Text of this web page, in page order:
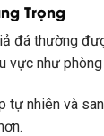
Trọng
đá thường
vực như
tự nhiên và